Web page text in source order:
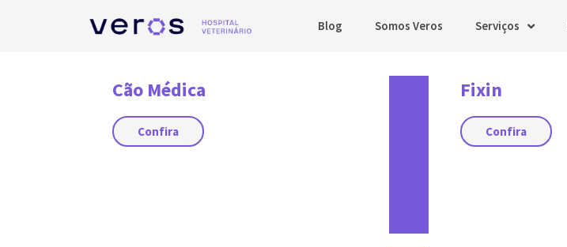
Blog Somos Veros Serviços
Cão Médica
Confira
Fixin
Confira